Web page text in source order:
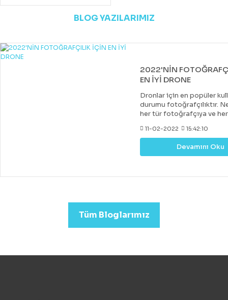
BLOG YAZILARIMIZ
2022'NİN
EN İYİ DRONE
Dronlar için en popüler
durumu fotoğrafçılıktır.
her tür fotoğrafçıya ve
drone, DJI tarafından
diğer markalar tarafından
değerli rakipler de vardır.
drone almak mümkündür.
emlak)sektörleri için
Drone Fiyatları oldukça
Devamını Oku
11-02-2022 15:42:10
Tüm Bloglarımız